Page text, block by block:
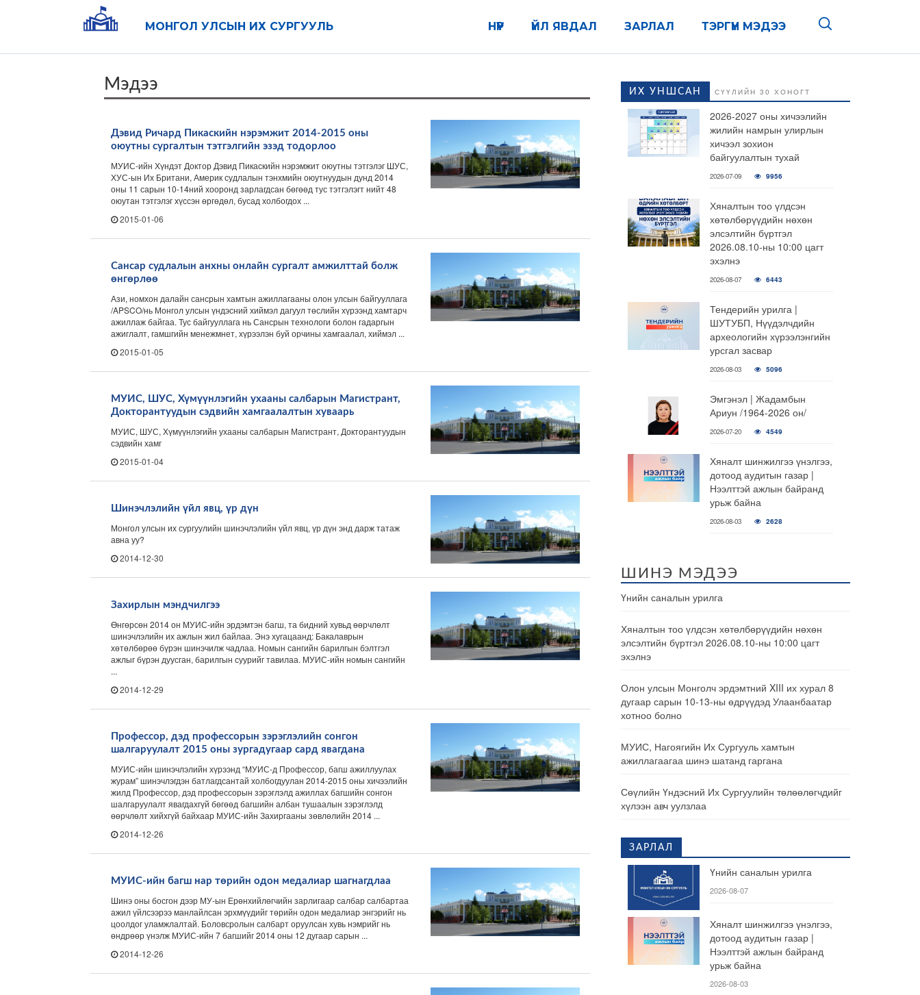
МОНГОЛ УЛСЫН ИХ СУРГУУЛЬ ТЭРГҮҮН МЭДЭЭ
ЗАРЛАЛ
ҮЙЛ ЯВДАЛ
НҮҮР
Мэдээ
Дэвид Ричард Пикаскийн нэрэмжит 2014-2015 оны
оюутны сургалтын тэтгэлгийн эзэд тодорлоо
МУИС-ийн Хүндэт Доктор Дэвид Пикаскийн нэрэмжит оюутны тэтгэлэг ШУС,
ХУС-ын Их Британи, Америк судлалын тэнхмийн оюутнуудын дунд 2014
оны 11 сарын 10-14ний хооронд зарлагдсан бөгөөд тус тэтгэлэгт нийт 48
оюутан тэтгэлэг хүссэн өргөдөл, бусад холбогдох ...
2015-01-06
Сансар судлалын анхны онлайн сургалт амжилттай болж
өнгөрлөө
Ази, номхон далайн сансрын хамтын ажиллагааны олон улсын байгууллага
/APSCO/нь Монгол улсын үндэсний хиймэл дагуул төслийн хүрээнд хамтарч
ажиллаж байгаа. Тус байгууллага нь Сансрын технологи болон гадаргын
ажиглалт, гамшгийн менежмнет, хүрээлэн буй орчины хамгаалал, хиймэл ...
2015-01-05
МУИС, ШУС, Хүмүүнлэгийн ухааны салбарын Магистрант,
Докторантуудын сэдвийн хамгаалалтын хуваарь
МУИС, ШУС, Хүмүүнлэгийн ухааны салбарын Магистрант, Докторантуудын
сэдвийн хамг
2015-01-04
Шинэчлэлийн үйл явц, үр дүн
Монгол улсын их сургуулийн шинэчлэлийн үйл явц, үр дүн энд дарж татаж
авна уу?
2014-12-30
Захирлын мэндчилгээ
Өнгөрсөн 2014 он МУИС-ийн эрдэмтэн багш, та бидний хувьд өөрчлөлт
шинэчлэлийн их ажлын жил байлаа. Энэ хугацаанд: Бакалаврын
хөтөлбөрөө бүрэн шинэчилж чадлаа. Номын сангийн барилгын бэлтгэл
ажлыг бүрэн дуусган, барилгын суурийг тавилаа. МУИС-ийн номын сангийн
...
2014-12-29
Профессор, дэд профессорын зэрэглэлийн сонгон
шалгаруулалт 2015 оны зургадугаар сард явагдана
МУИС-ийн шинэчлэлийн хүрээнд “МУИС-д Профессор, багш ажиллуулах
журам” шинэчлэгдэн батлагдсантай холбогдуулан 2014-2015 оны хичээлийн
жилд Профессор, дэд профессорын зэрэглэлд ажиллах багшийн сонгон
шалгаруулалт явагдахгүй бөгөөд багшийн албан тушаалын зэрэглэлд
өөрчлөлт хийхгүй байхаар МУИС-ийн Захиргааны зөвлөлийн 2014 ...
2014-12-26
МУИС-ийн багш нар төрийн одон медалиар шагнагдлаа
Шинэ оны босгон дээр МУ-ын Ерөнхийлөгчийн зарлигаар салбар салбартаа
ажил үйлсээрээ манлайлсан эрхмүүдийг төрийн одон медалиар энгэрийг нь
цоолдог уламжлалтай. Боловсролын салбарт оруулсан хувь нэмрийг нь
өндрөөр үнэлж МУИС-ийн 7 багшийг 2014 оны 12 дугаар сарын ...
2014-12-26
ИХ УНШСАН СҮҮЛИЙН 30 ХОНОГТ
2026-2027 оны хичээлийн
жилийн намрын улирлын
хичээл зохион
байгуулалтын тухай
2026-07-09 9956
Хяналтын тоо үлдсэн
хөтөлбөрүүдийн нөхөн
элсэлтийн бүртгэл
2026.08.10-ны 10:00 цагт
эхэлнэ
2026-08-07 6443
Тендерийн урилга |
ШУТУБП, Нүүдэлчдийн
археологийн хүрээлэнгийн
урсгал засвар
2026-08-03 5096
Эмгэнэл | Жадамбын
Ариун /1964-2026 он/
2026-07-20 4549
Хяналт шинжилгээ үнэлгээ,
дотоод аудитын газар |
Нээлттэй ажлын байранд
урьж байна
2026-08-03 2628
ШИНЭ МЭДЭЭ
Үнийн саналын урилга
Хяналтын тоо үлдсэн хөтөлбөрүүдийн нөхөн
элсэлтийн бүртгэл 2026.08.10-ны 10:00 цагт
эхэлнэ
Олон улсын Монголч эрдэмтний XIII их хурал 8
дугаар сарын 10-13-ны өдрүүдэд Улаанбаатар
хотноо болно
МУИС, Нагоягийн Их Сургууль хамтын
ажиллагаагаа шинэ шатанд гаргана
Сөүлийн Үндэсний Их Сургуулийн төлөөлөгчдийг
хүлээн авч уулзлаа
ЗАРЛАЛ
Үнийн саналын урилга
2026-08-07
Хяналт шинжилгээ үнэлгээ,
дотоод аудитын газар |
Нээлттэй ажлын байранд
урьж байна
2026-08-03